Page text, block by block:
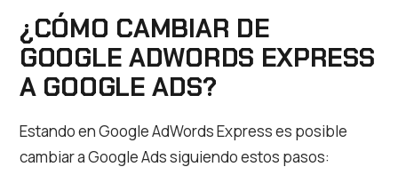
¿CÓMO CAMBIAR DE
GOOGLE ADWORDS EXPRESS
A GOOGLE ADS?
Estando en Google AdWords Express es posible
cambiar a Google Ads siguiendo estos pasos: